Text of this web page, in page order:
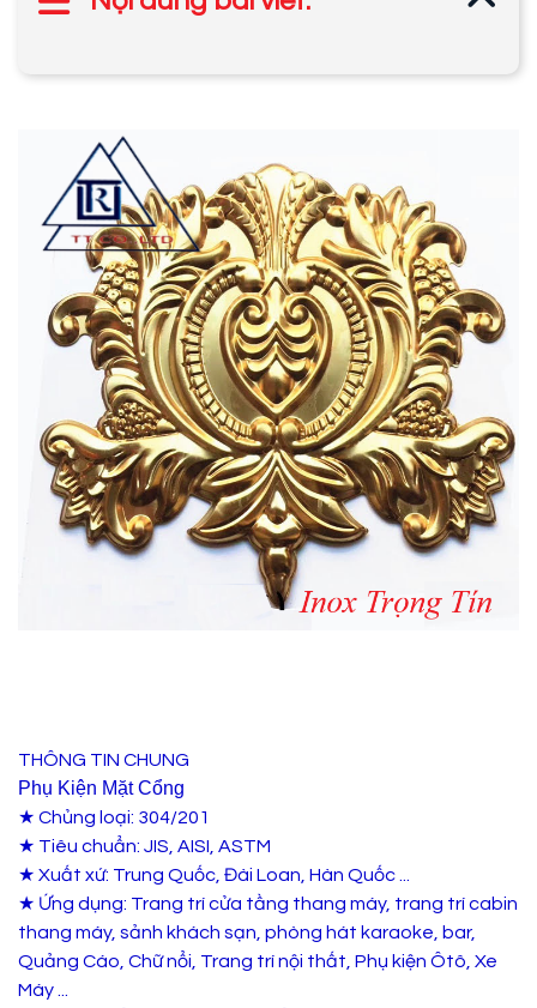
THÔNG TIN CHUNG
Phụ Kiện Mặt Cổng
★ Chủng loại: 304/201
★ Tiêu chuẩn: JIS, AISI, ASTM
★ Xuất xứ: Trung Quốc, Đài Loan, Hàn Quốc ...
★ Ứng dụng: Trang trí cửa tầng thang máy, trang trí cabin
thang máy, sảnh khách sạn, phòng hát karaoke, bar,
Quảng Cáo, Chữ nổi, Trang trí nội thất, Phụ kiện Ôtô, Xe
Máy ...